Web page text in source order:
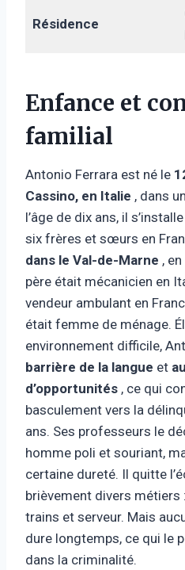
Résidence
Enfance et
familial
Antonio Ferrara est né le
Cassino, en Italie , dans
l’âge de dix ans, il
six frères et sœurs en
dans le Val-de-Marne ,
père était mécanicien en
vendeur ambulant en
était femme de ménage.
environnement difficile,
barrière de la langue et
d’opportunités , ce qui
basculement vers la
ans. Ses professeurs le
homme poli et souriant,
certaine dureté. Il quitte
brièvement divers métiers
trains et serveur. Mais
dure longtemps, ce qui le
dans la criminalité.